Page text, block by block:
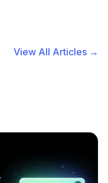
View All Articles →